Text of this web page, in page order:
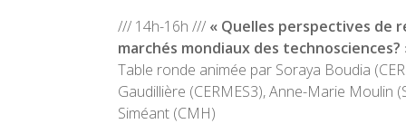
/// 14h-16h /// « Quelles perspectives de
marchés mondiaux des technosciences?
Table ronde animée par Soraya Boudia
Gaudillière (CERMES3), Anne-Marie Moulin
Siméant (CMH)